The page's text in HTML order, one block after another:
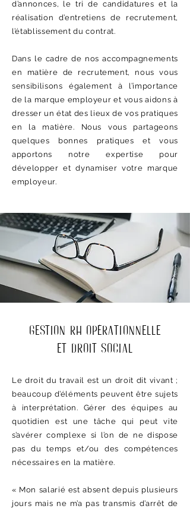
d’annonces, le tri de candidatures et la
réalisation d’entretiens de recrutement,
l’établissement du contrat.
Dans le cadre de nos accompagnements
en matière de recrutement, nous vous
sensibilisons également à l’importance
de la marque employeur et vous aidons à
dresser un état des lieux de vos pratiques
en la matière. Nous vous partageons
quelques bonnes pratiques et vous
apportons notre expertise pour
développer et dynamiser votre marque
employeur.
Gestion RH opérationnelle
et droit social
Le droit du travail est un droit dit vivant ;
beaucoup d’éléments peuvent être sujets
à interprétation. Gérer des équipes au
quotidien est une tâche qui peut vite
s’avérer complexe si l’on de ne dispose
pas du temps et/ou des compétences
nécessaires en la matière.
« Mon salarié est absent depuis plusieurs
jours mais ne m’a pas transmis d’arrêt de